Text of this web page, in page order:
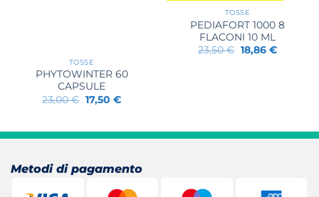
TOSSE
PHYTOWINTER 60
CAPSULE
23,00€ Il
prezzo
17,50 €Il
TOSSE
PEDIAFORT 1000 8
FLACONI 10 ML
23,50€ Il
prezzo
18,86 €Il
Metodi di pagamento